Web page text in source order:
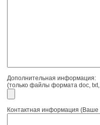
Дополнительная информация:
(только файлы формата doc, txt,
Контактная информация